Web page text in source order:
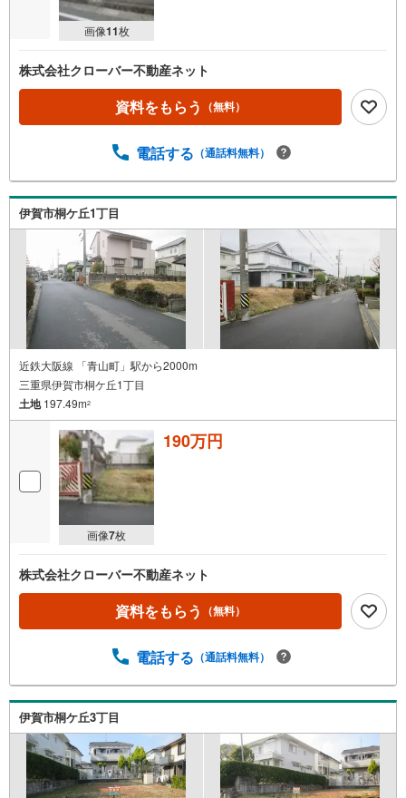
画像11枚
株式会社クローバー不動産ネット
資料をもらう （無料）
電話する （通話料無料）
伊賀市桐ケ丘1丁目
近鉄大阪線 「青山町」駅から2000m
三重県伊賀市桐ケ丘1丁目
土地197.49m2
画像7枚
190万円
株式会社クローバー不動産ネット
資料をもらう （無料）
電話する （通話料無料）
伊賀市桐ケ丘3丁目